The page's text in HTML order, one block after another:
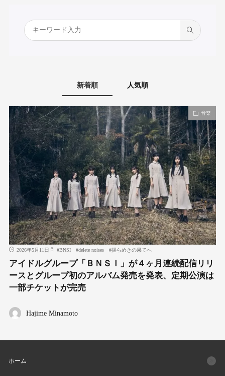
新着順 人気順
音楽
2026年5月11日 #BNSI #delete noises #揺らめきの果てへ
アイドルグループ「ＢＮＳＩ」が４ヶ月連続配信リリ
ースとグループ初のアルバム発売を発表、定期公演は
一部チケットが完売
Hajime Minamoto
ホーム